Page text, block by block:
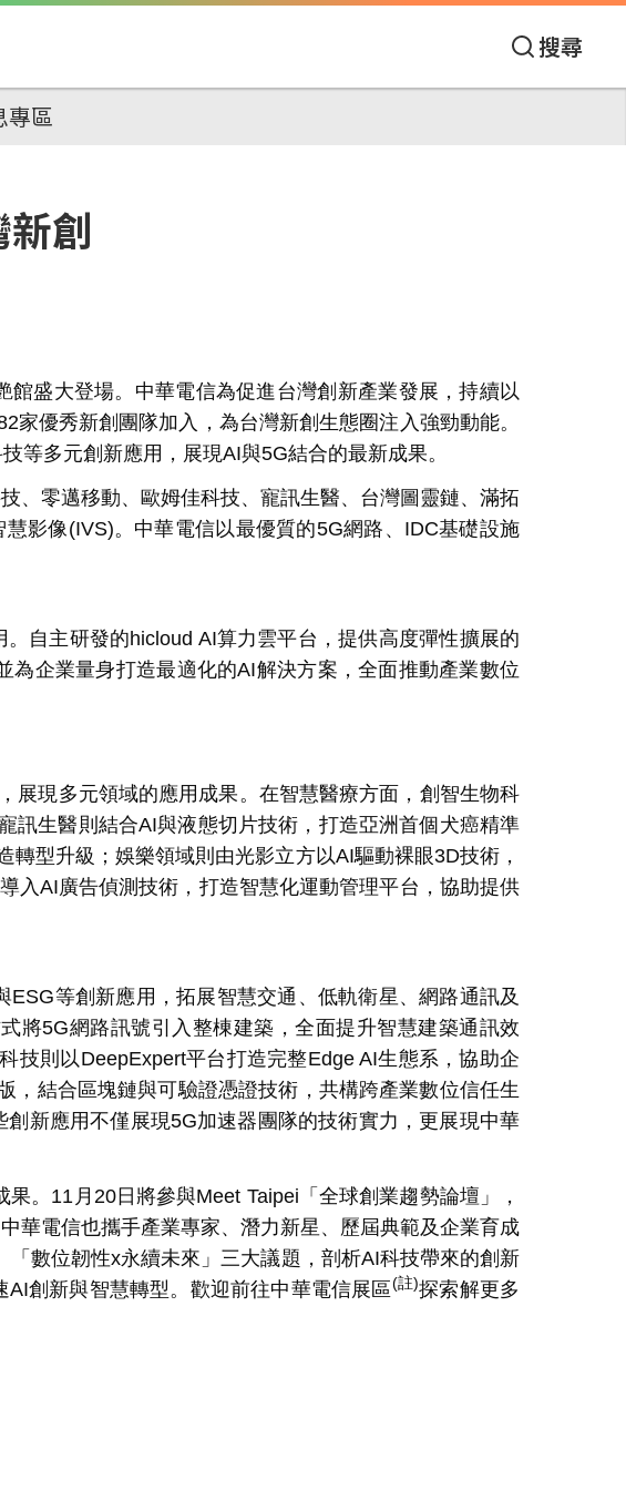
搜尋
專區
創
館盛大登場。中華電信為促進台灣創新產業發展，持續以
家優秀新創團隊加入，為台灣新創生態圈注入強勁動能。
等多元創新應用，展現AI與5G結合的最新成果。
零邁移動、歐姆佳科技、寵訊生醫、台灣圖靈鏈、滿拓
慧影像(IVS)。中華電信以最優質的5G網路、 IDC基礎設施
。自主研發的hicloud AI算力雲平台，提供高度彈性擴展的
為企業量身打造最適化的AI解決方案，全面推動產業數位
展現多元領域的應用成果。在智慧醫療方面，創智生物科
訊生醫則結合AI與液態切片技術，打造亞洲首個犬癌精準
轉型升級；娛樂領域則由光影立方以AI驅動裸眼3D技術，
入 AI廣告偵測技術，打造智慧化運動管理平台，協助提供
ESG等創新應用，拓展智慧交通、低軌衛星、網路通訊及
將5G網路訊號引入整棟建築，全面提升智慧建築通訊效
技則以DeepExpert平台打造完整Edge AI生態系，協助企
，結合區塊鏈與可驗證憑證技術，共構跨產業數位信任生
創新應用不僅展現5G加速器團隊的技術實力，更展現中華
。 11 月 20日將參與Meet Taipei 「全球創業趨勢論壇」，
華電信也攜手產業專家、潛力新星、歷屆典範及企業育成
「數位韌性x永續未來」三大議題，剖析AI科技帶來的創新
AI創新與智慧轉型。歡迎前往中華電信展區(註)探索解更多